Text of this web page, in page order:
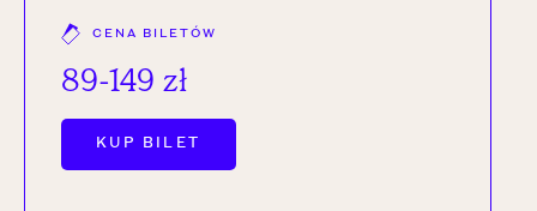
CENA BILETÓW
89-149 zł
KUP BILET